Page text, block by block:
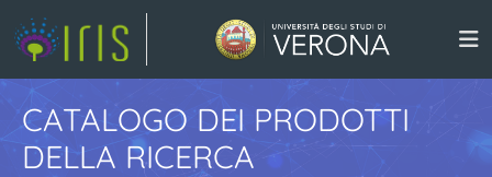
CATALOGO DEI PRODOTTI
DELLA RICERCA